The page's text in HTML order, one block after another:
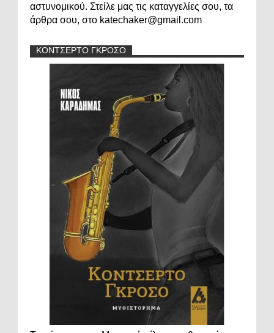
αστυνομικού. Στείλε μας τις καταγγελίες σου, τα
άρθρα σου, στο katechaker@gmail.com
ΚΟΝΤΣΕΡΤΟ ΓΚΡΟΣΟ